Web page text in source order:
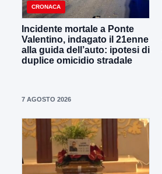
CRONACA
Incidente mortale a Ponte
Valentino, indagato il 21enne
alla guida dell’auto: ipotesi di
duplice omicidio stradale
7 AGOSTO 2026